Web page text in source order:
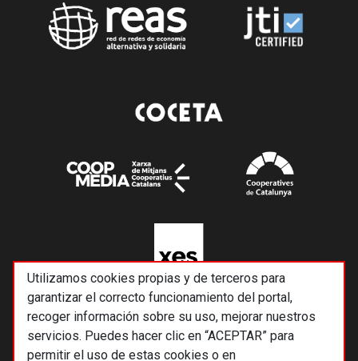
Utilizamos cookies propias y de terceros para
garantizar el correcto funcionamiento del portal,
recoger información sobre su uso, mejorar nuestros
servicios. Puedes hacer clic en “ACEPTAR” para
permitir el uso de estas cookies o en